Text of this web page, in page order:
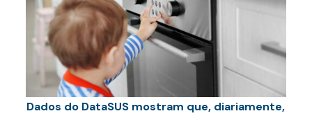
Dados do DataSUS mostram que, diariamente,